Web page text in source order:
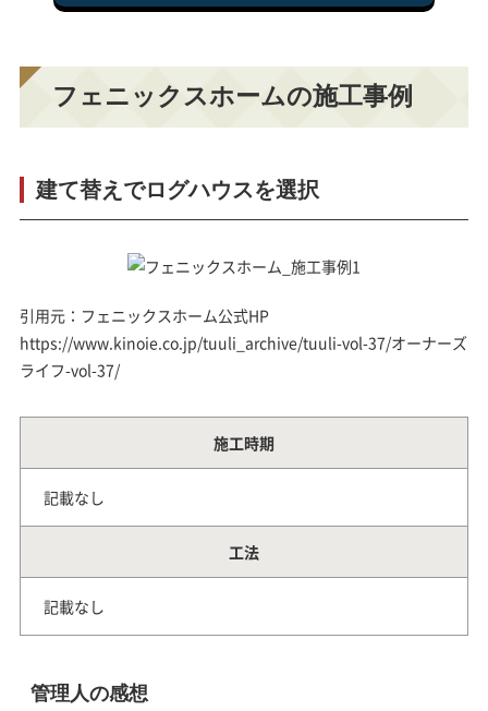
フェニックスホームの施工事例
建て替えでログハウスを選択
引用元：フェニックスホーム公式HP
https://www.kinoie.co.jp/tuuli_archive/tuuli-vol-37/オーナーズ
ライフ-vol-37/
施工時期
記載なし
工法
記載なし
管理人の感想